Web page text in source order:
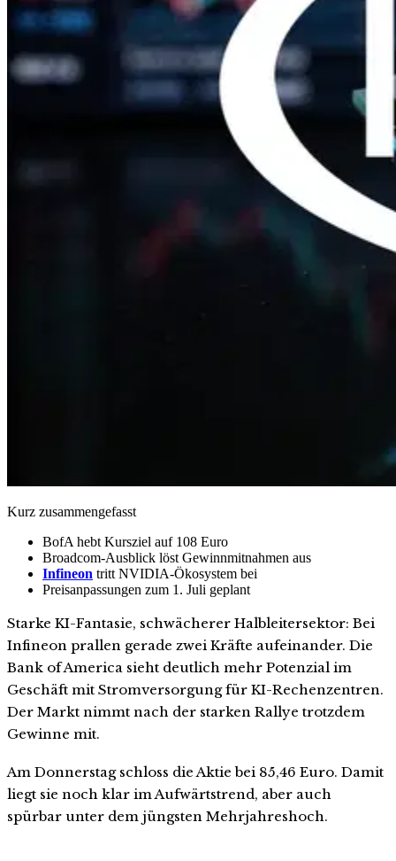
Kurz zusammengefasst
BofA hebt Kursziel auf 108 Euro
Broadcom-Ausblick löst Gewinnmitnahmen aus
Infineon tritt NVIDIA-Ökosystem bei
Preisanpassungen zum 1. Juli geplant
Starke KI-Fantasie, schwächerer Halbleitersektor: Bei
Infineon prallen gerade zwei Kräfte aufeinander. Die
Bank of America sieht deutlich mehr Potenzial im
Geschäft mit Stromversorgung für KI-Rechenzentren.
Der Markt nimmt nach der starken Rallye trotzdem
Gewinne mit.
Am Donnerstag schloss die Aktie bei 85,46 Euro. Damit
liegt sie noch klar im Aufwärtstrend, aber auch
spürbar unter dem jüngsten Mehrjahreshoch.